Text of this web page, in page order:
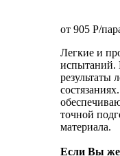
от 905 P/
Легкие и
испытаний.
результаты
точной
материала.
Если Вы